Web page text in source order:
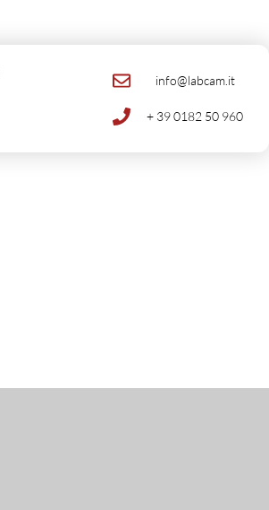
info@labcam.it
+ 39 0182 50 960